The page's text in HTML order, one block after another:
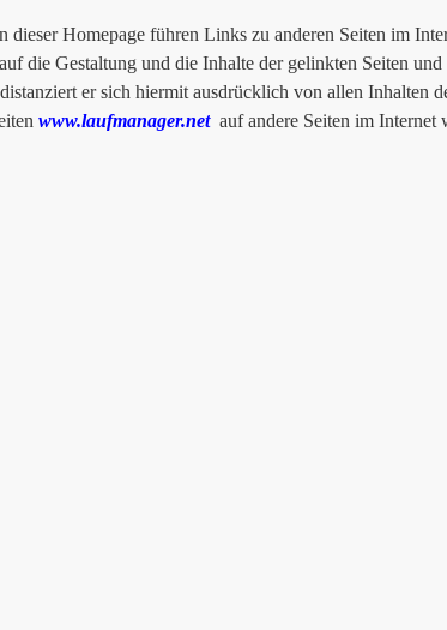
dieser Homepage führen Links zu anderen Seiten im
die Gestaltung und die Inhalte der gelinkten Seiten und
er sich hiermit ausdrücklich von allen Inhalten
www.laufmanager.net auf andere Seiten im Internet